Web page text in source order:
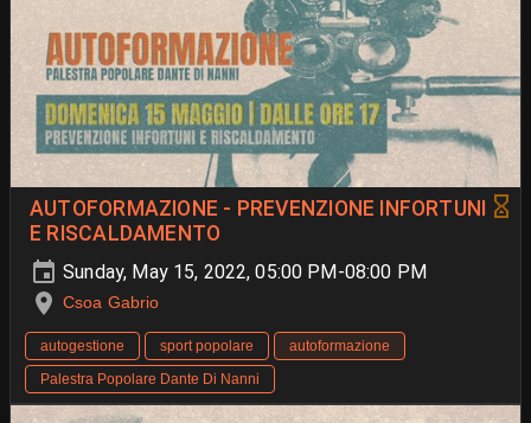
AUTOFORMAZIONE - PREVENZIONE INFORTUNI
E RISCALDAMENTO
Sunday, May 15, 2022, 05:00 PM-08:00 PM
Csoa Gabrio
autogestione sport popolare
autoformazione
Palestra Popolare Dante Di Nanni